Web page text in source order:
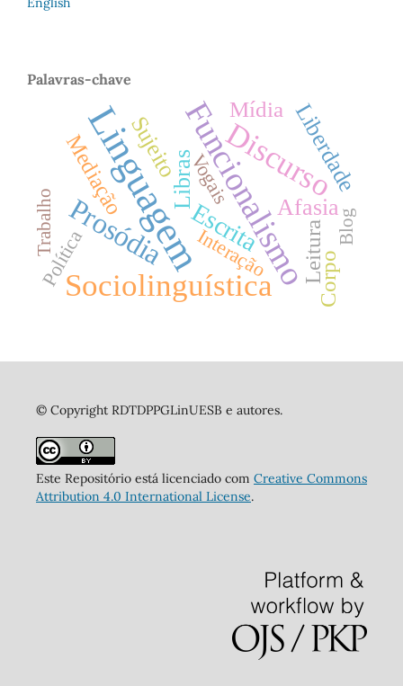
Palavras-chave
LinguagemFuncionalismo
Sociolinguística
Discurso
Prosódia Escrita
Libras Liberdade
Sujeito
Afasia
Leitura
Mediação
Mídia
Corpo
Vogais
Política Interação
Trabalho Blog
© Copyright RDTDPPGLinUESB e autores.
Este Repositório está licenciado comCreative Commons
Attribution 4.0 International License.